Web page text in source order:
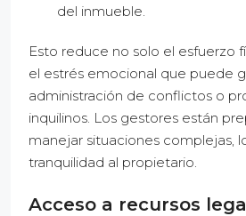
del inmueble.
Esto reduce no solo el esfuerzo
el estrés emocional que puede
administración de conflictos o
inquilinos. Los gestores están
manejar situaciones complejas,
tranquilidad al propietario.
Acceso a recursos